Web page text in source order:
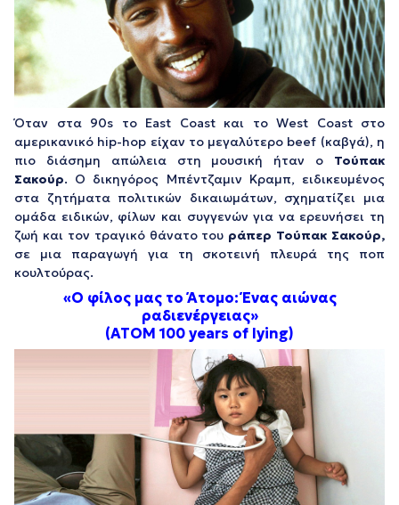
Όταν στα 90s το East Coast και το West Coast στο
αμερικανικό hip-hop είχαν το μεγαλύτερο beef (καβγά), η
πιο διάσημη απώλεια στη μουσική ήταν ο Τούπακ
Σακούρ. Ο δικηγόρος Μπέντζαμιν Κραμπ, ειδικευμένος
στα ζητήματα πολιτικών δικαιωμάτων, σχηματίζει μια
ομάδα ειδικών, φίλων και συγγενών για να ερευνήσει τη
ζωή και τον τραγικό θάνατο του ράπερ Τούπακ Σακούρ,
σε μια παραγωγή για τη σκοτεινή πλευρά της ποπ
κουλτούρας.
«Ο φίλος μας το Άτομο: Ένας αιώνας
ραδιενέργειας»
(ATOM 100 years of lying)